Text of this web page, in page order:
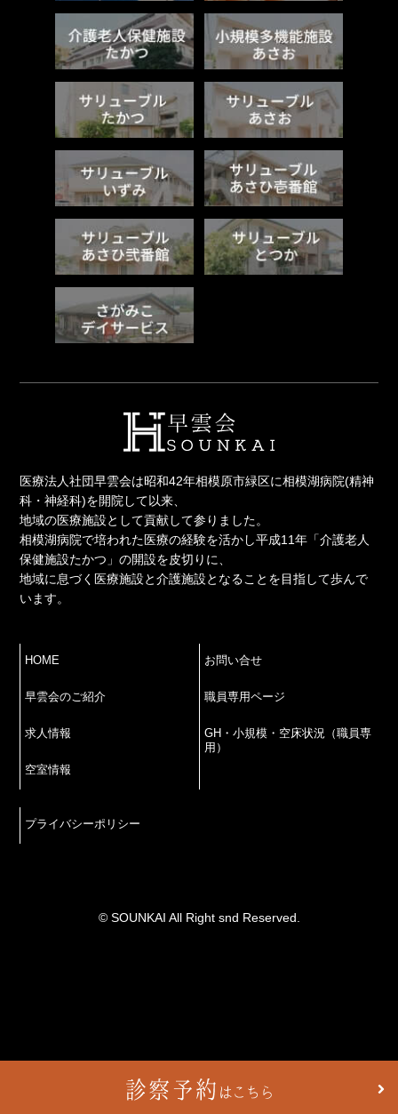
医療法人社団早雲会は昭和42年相模原市緑区に相模湖病院(精神
科・神経科)を開院して以来、
地域の医療施設として貢献して参りました。
相模湖病院で培われた医療の経験を活かし平成11年「介護老人
保健施設たかつ」の開設を皮切りに、
地域に息づく医療施設と介護施設となることを目指して歩んで
います。
HOME
早雲会のご紹介
求人情報
空室情報
お問い合せ
職員専用ページ
GH・小規模・空床状況（職員専
用）
プライバシーポリシー
© SOUNKAI All Right snd Reserved.